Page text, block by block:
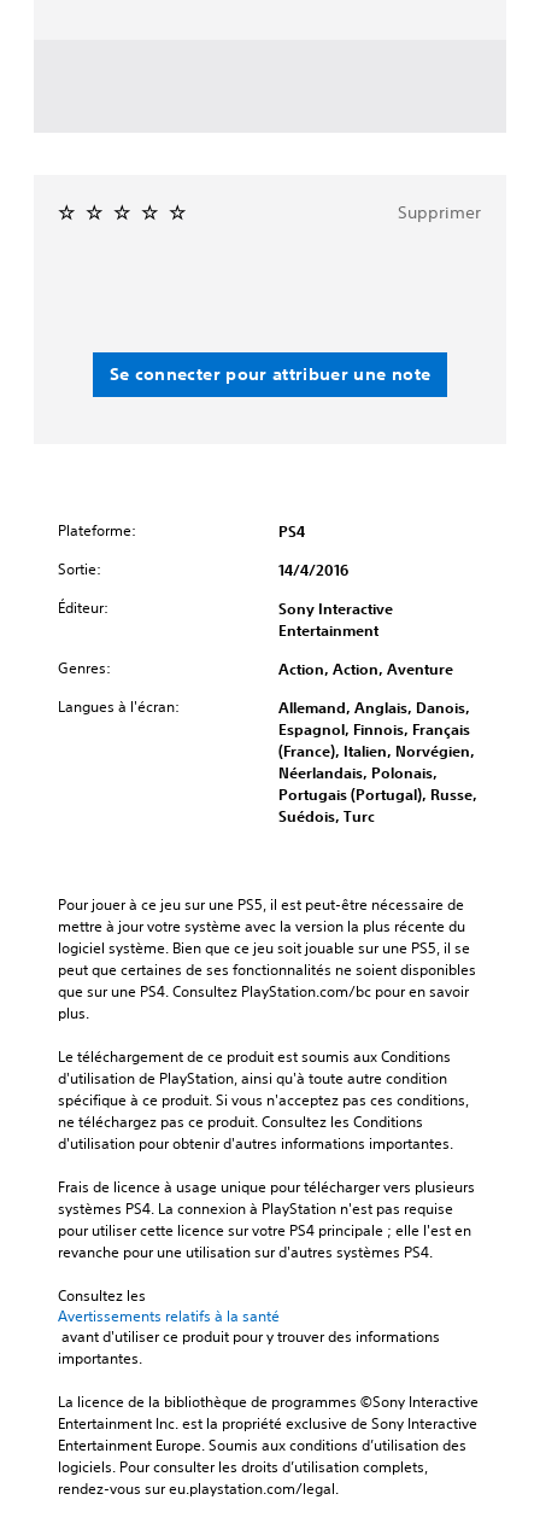
Se connecter pour attribuer une note
Supprimer
Plateforme: PS4
Sortie: 14/4/2016
Éditeur:
Sony Interactive
Entertainment
Genres: Action, Action, Aventure
Langues à l'écran:
Allemand, Anglais, Danois,
Espagnol, Finnois, Français
(France), Italien, Norvégien,
Néerlandais, Polonais,
Portugais (Portugal), Russe,
Suédois, Turc
Pour jouer à ce jeu sur une PS5, il est peut-être nécessaire de
mettre à jour votre système avec la version la plus récente du
logiciel système. Bien que ce jeu soit jouable sur une PS5, il se
peut que certaines de ses fonctionnalités ne soient disponibles
que sur une PS4. Consultez PlayStation.com/bc pour en savoir
plus.
Le téléchargement de ce produit est soumis aux Conditions
d'utilisation de PlayStation, ainsi qu'à toute autre condition
spécifique à ce produit. Si vous n'acceptez pas ces conditions,
ne téléchargez pas ce produit. Consultez les Conditions
d'utilisation pour obtenir d'autres informations importantes.
Frais de licence à usage unique pour télécharger vers plusieurs
systèmes PS4. La connexion à PlayStation n'est pas requise
pour utiliser cette licence sur votre PS4 principale ; elle l'est en
revanche pour une utilisation sur d'autres systèmes PS4.
Consultez les
Avertissements relatifs à la santé
importantes.
La licence de la bibliothèque de programmes ©Sony Interactive
Entertainment Inc. est la propriété exclusive de Sony Interactive
Entertainment Europe. Soumis aux conditions d’utilisation des
logiciels. Pour consulter les droits d’utilisation complets,
rendez-vous sur eu.playstation.com/legal.